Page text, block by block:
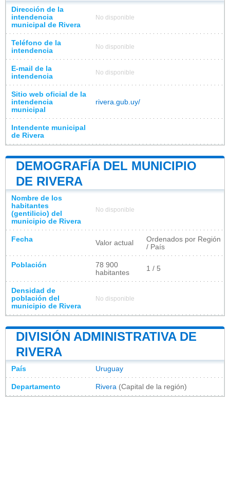
Dirección de la
intendencia
municipal de Rivera
No disponible
Teléfono de la
intendencia
No disponible
E-mail de la
intendencia
No disponible
Sitio web oficial de la
intendencia
municipal
rivera.gub.uy/
Intendente municipal
de Rivera
DEMOGRAFÍA DEL MUNICIPIO
DE RIVERA
Nombre de los
habitantes
(gentilicio) del
municipio de Rivera
No disponible
Fecha Valor actual
Ordenados por Región
/ País
Población
78 900
habitantes
1 / 5
Densidad de
población del
municipio de Rivera
No disponible
DIVISIÓN ADMINISTRATIVA DE
RIVERA
País Uruguay
Departamento Rivera (Capital de la región)